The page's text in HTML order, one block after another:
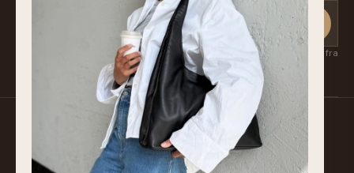
Få nye kollektioner, eksklusive favoritter og inspiration først — direkte fra
Suzan & Lasse. Afmeld når som helst.
Familieejet læder- og skindbutik fra Silkeborg. Hånd-
plukket læder af højeste kvalitet siden 1986.